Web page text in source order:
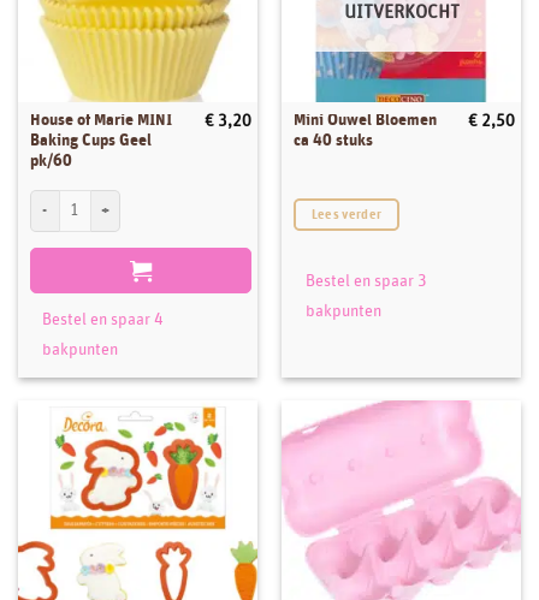
House of Marie MINI
Baking Cups Geel
pk/60
€ 3,20
House of Marie MINI Baking Cups Geel pk/60 aantal
Bestel en spaar 4
bakpunten
UITVERKOCHT
Mini Ouwel Bloemen
ca 40 stuks
€ 2,50
Lees verder
Bestel en spaar 3
bakpunten